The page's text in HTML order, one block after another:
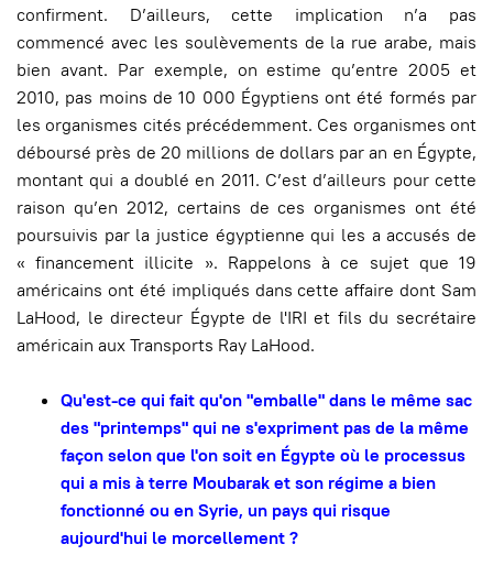
confirment. D’ailleurs, cette implication n’a pas
commencé avec les soulèvements de la rue arabe, mais
bien avant. Par exemple, on estime qu’entre 2005 et
2010, pas moins de 10 000 Égyptiens ont été formés par
les organismes cités précédemment. Ces organismes ont
déboursé près de 20 millions de dollars par an en Égypte,
montant qui a doublé en 2011. C’est d’ailleurs pour cette
raison qu’en 2012, certains de ces organismes ont été
poursuivis par la justice égyptienne qui les a accusés de
« financement illicite ». Rappelons à ce sujet que 19
américains ont été impliqués dans cette affaire dont Sam
LaHood, le directeur Égypte de l'IRI et fils du secrétaire
américain aux Transports Ray LaHood.
Qu'est-ce qui fait qu'on "emballe" dans le même sac
des "printemps" qui ne s'expriment pas de la même
façon selon que l'on soit en Égypte où le processus
qui a mis à terre Moubarak et son régime a bien
fonctionné ou en Syrie, un pays qui risque
aujourd'hui le morcellement ?